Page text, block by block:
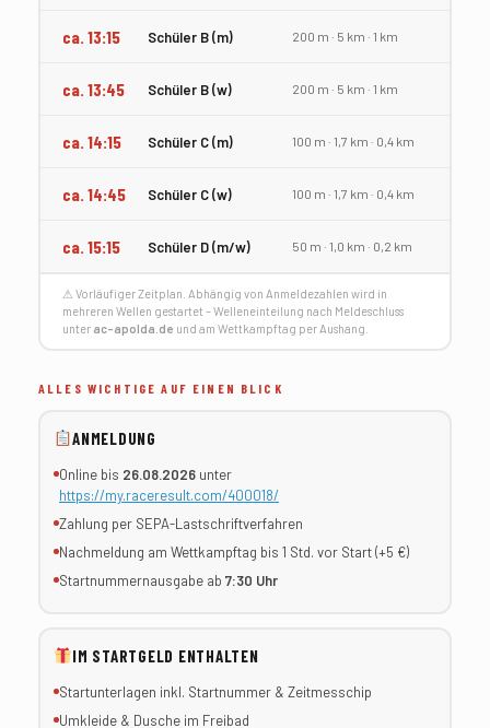
ca. 13:15 Schüler B (m) 200 m · 5 km · 1 km
ca. 13:45 Schüler B (w) 200 m · 5 km · 1 km
ca. 14:15 Schüler C (m) 100 m · 1,7 km · 0,4 km
ca. 14:45 Schüler C (w) 100 m · 1,7 km · 0,4 km
ca. 15:15 Schüler D (m/w) 50 m · 1,0 km · 0,2 km
⚠ Vorläufiger Zeitplan. Abhängig von Anmeldezahlen wird in
mehreren Wellen gestartet – Welleneinteilung nach Meldeschluss
unter ac-apolda.de und am Wettkampftag per Aushang.
ALLES WICHTIGE AUF EINEN BLICK
ANMELDUNG
Online bis 26.08.2026 unter
https://my.raceresult.com/400018/
Zahlung per SEPA-Lastschriftverfahren
Nachmeldung am Wettkampftag bis 1 Std. vor Start (+5 €)
Startnummernausgabe ab 7:30 Uhr
IM STARTGELD ENTHALTEN
Startunterlagen inkl. Startnummer & Zeitmesschip
Umkleide & Dusche im Freibad